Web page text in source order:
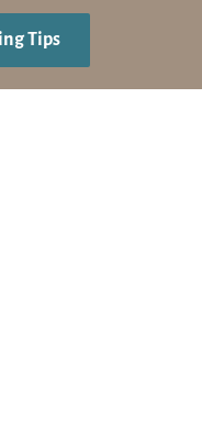
Tips